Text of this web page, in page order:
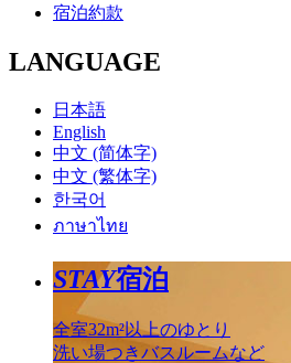
宿泊約款
LANGUAGE
日本語
English
中文 (简体字)
中文 (繁体字)
한국어
ภาษาไทย
STAY宿泊
全室32m²以上のゆとり
洗い場つきバスルームなど